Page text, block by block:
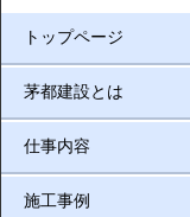
トップページ
茅都建設とは
仕事内容
施工事例